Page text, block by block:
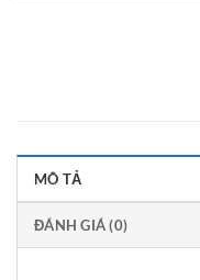
MÔ TẢ
ĐÁNH GIÁ (0)